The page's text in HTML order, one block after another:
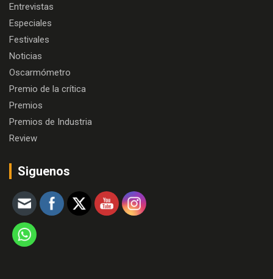
Entrevistas
Especiales
Festivales
Noticias
Oscarmómetro
Premio de la crítica
Premios
Premios de Industria
Review
Siguenos